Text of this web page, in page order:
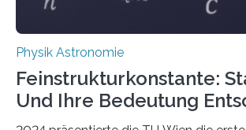
Physik Astronomie
Feinstrukturkonstante:
Und Ihre Bedeutung